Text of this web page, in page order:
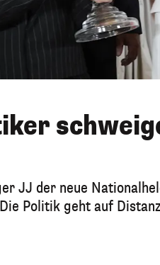
JJ der neue
Politik geht auf